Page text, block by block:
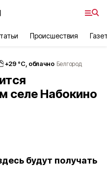
Происшествия
+29 °С, облачно Белгород
селе Набокино
будут получать